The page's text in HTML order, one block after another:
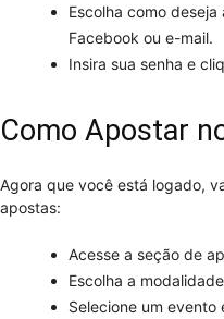
Escolha como
Facebook ou e-mail.
Insira sua senha e
Como Apostar
Agora que você está logado,
apostas:
Acesse a seção de
Escolha a
Selecione um